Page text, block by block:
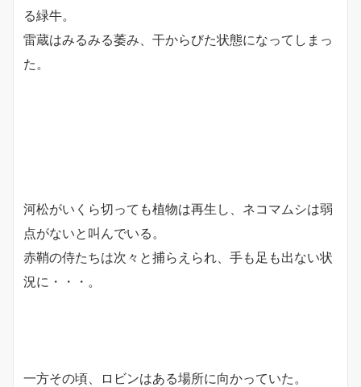
る緑牛。
雷蔵はみるみる萎み、干からびた状態になってしまっ
た。
河松がいくら切っても植物は再生し、ネコマムシは弱
点がないと叫んでいる。
赤鞘の侍たちは次々と捕らえられ、手も足も出ない状
況に・・・。
一方その頃、ロビンはある場所に向かっていた。